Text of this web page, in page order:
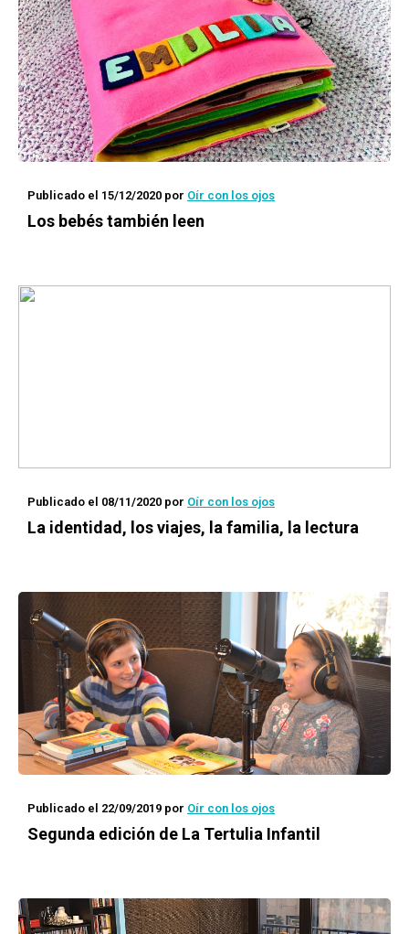
Publicado el 15/12/2020 por Oír con los ojos
Los bebés también leen
Publicado el 08/11/2020 por Oír con los ojos
La identidad, los viajes, la familia, la lectura
Publicado el 22/09/2019 por Oír con los ojos
Segunda edición de La Tertulia Infantil